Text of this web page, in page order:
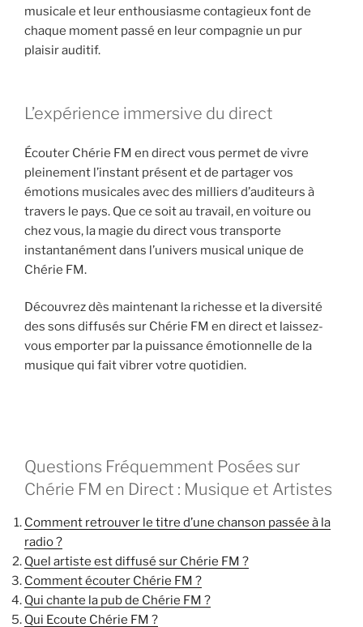
musicale et leur enthousiasme contagieux font de
chaque moment passé en leur compagnie un pur
plaisir auditif.
L’expérience immersive du direct
Écouter Chérie FM en direct vous permet de vivre
pleinement l’instant présent et de partager vos
émotions musicales avec des milliers d’auditeurs à
travers le pays. Que ce soit au travail, en voiture ou
chez vous, la magie du direct vous transporte
instantanément dans l’univers musical unique de
Chérie FM.
Découvrez dès maintenant la richesse et la diversité
des sons diffusés sur Chérie FM en direct et laissez-
vous emporter par la puissance émotionnelle de la
musique qui fait vibrer votre quotidien.
Questions Fréquemment Posées sur
Chérie FM en Direct : Musique et Artistes
Comment retrouver le titre d’une chanson passée à la
radio ?
Quel artiste est diffusé sur Chérie FM ?
Comment écouter Chérie FM ?
Qui chante la pub de Chérie FM ?
Qui Ecoute Chérie FM ?